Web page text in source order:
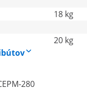
18 kg
20 kg
280